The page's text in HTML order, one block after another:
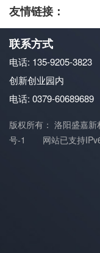
友情链接：
联系方式
电话: 135-9205-
创新创业园内
电话: 0379-60689689
版权所有： 洛阳盛嘉
号-1
网站已支持